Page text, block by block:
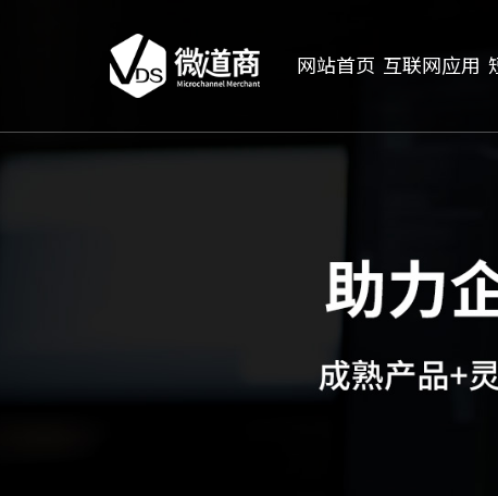
网站首页 互联网应用